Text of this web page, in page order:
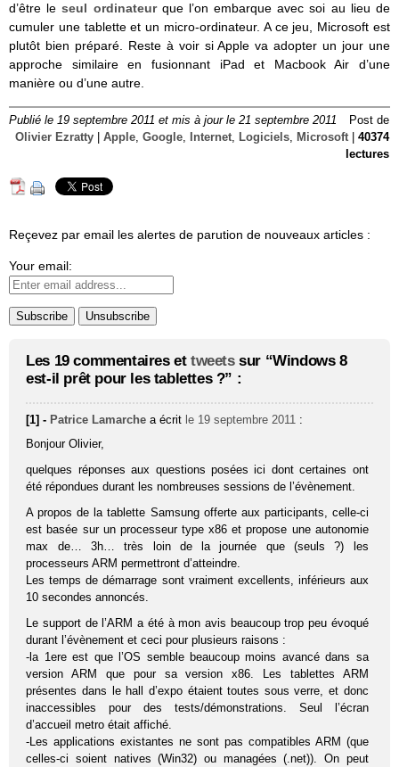
d’être leseul ordinateurque l’on embarque avec soi au lieu de
cumuler une tablette et un micro-ordinateur. A ce jeu, Microsoft est
plutôt bien préparé. Reste à voir si Apple va adopter un jour une
approche similaire en fusionnant iPad et Macbook Air d’une
manière ou d’une autre.
Publié le 19 septembre 2011 et mis à jour le 21 septembre 2011
Post de
Olivier Ezratty
Apple, Google, Internet, Logiciels, Microsoft| 40374
lectures
Reçevez par email les alertes de parution de nouveaux articles :
Your email:
Les 19 commentaires et tweetssur “Windows 8
est-il prêt pour les tablettes ?” :
[1] - Patrice Lamarche a écrit le 19 septembre 2011 :
Bonjour Olivier,
quelques réponses aux questions posées ici dont certaines ont
été répondues durant les nombreuses sessions de l’évènement.
A propos de la tablette Samsung offerte aux participants, celle-ci
est basée sur un processeur type x86 et propose une autonomie
max de… 3h… très loin de la journée que (seuls ?) les
processeurs ARM permettront d’atteindre.
Les temps de démarrage sont vraiment excellents, inférieurs aux
10 secondes annoncés.
Le support de l’ARM a été à mon avis beaucoup trop peu évoqué
durant l’évènement et ceci pour plusieurs raisons :
-la 1ere est que l’OS semble beaucoup moins avancé dans sa
version ARM que pour sa version x86. Les tablettes ARM
présentes dans le hall d’expo étaient toutes sous verre, et donc
inaccessibles pour des tests/démonstrations. Seul l’écran
d’accueil metro était affiché.
-Les applications existantes ne sont pas compatibles ARM (que
celles-ci soient natives (Win32) ou managées (.net)). On peut